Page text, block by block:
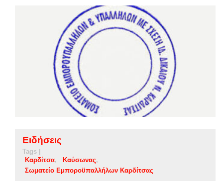
Ειδήσεις
Tags |
Καρδίτσα
Καύσωνας
Σωματείο Εμποροϋπαλλήλων Καρδίτσας